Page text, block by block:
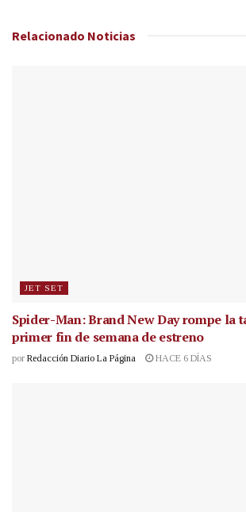
Relacionado Noticias
JET SET
Spider-Man: Brand New Day rompe la
primer fin de semana de estreno
por Redacción Diario La Página HACE 6 DÍAS